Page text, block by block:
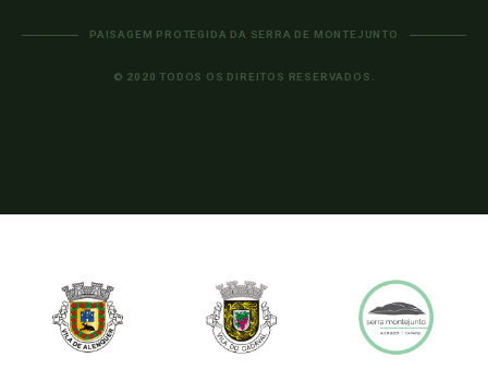
PAISAGEM PROTEGIDA DA SERRA DE MONTEJUNTO
© 2020 TODOS OS DIREITOS RESERVADOS.